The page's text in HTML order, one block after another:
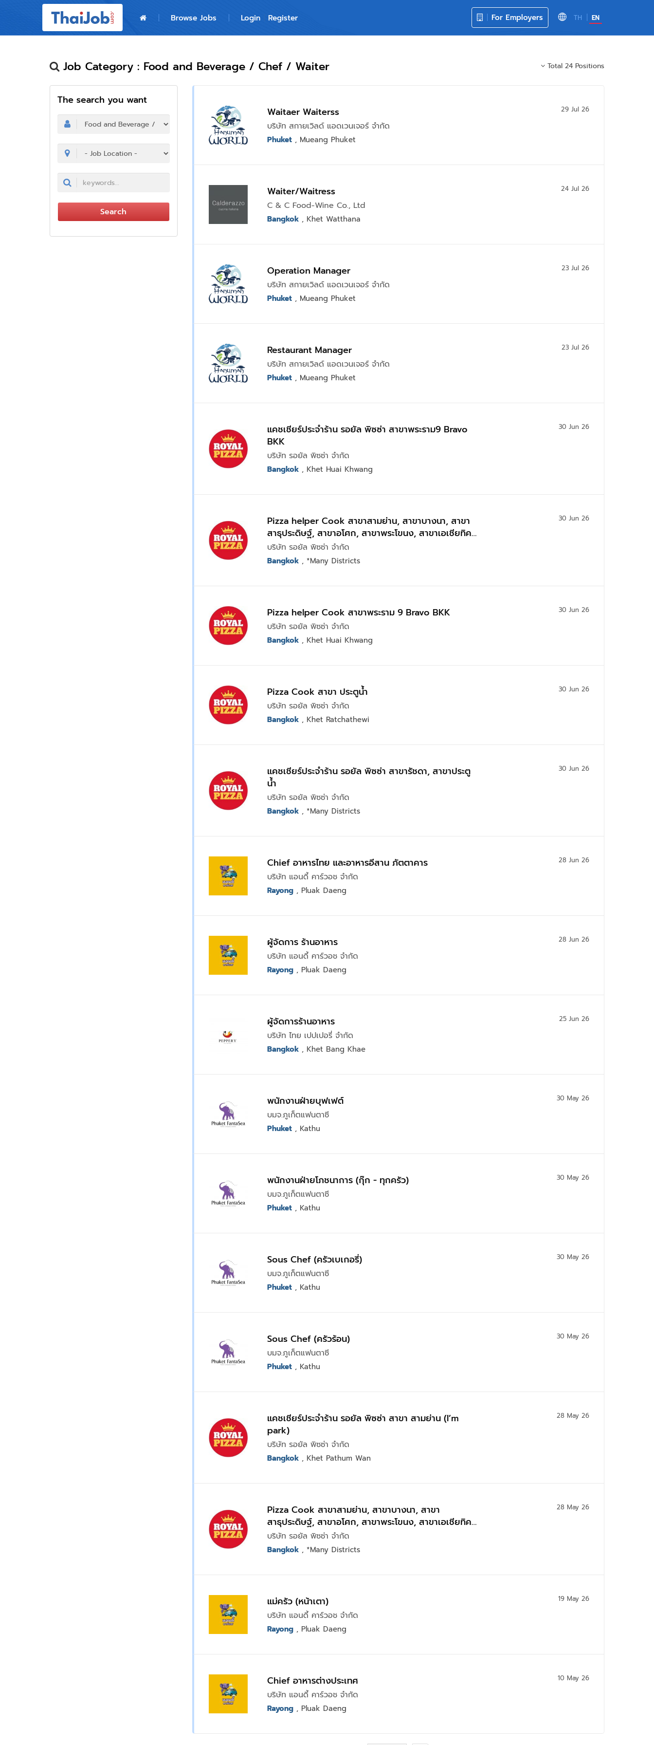
TH EN
For Employers
Browse Jobs Login Register
Login
For Employers
Job Category : Food and Beverage / Chef / Waiter Total 24 Positions
The search you want
Search
Waitaer Waiterss
บริษัท สกายเวิลด์ แอดเวนเจอร์ จำกัด
29 Jul 26
Phuket, Mueang Phuket
Waiter/Waitress
C & C Food-Wine Co., Ltd
24 Jul 26
Bangkok, Khet Watthana
Operation Manager
บริษัท สกายเวิลด์ แอดเวนเจอร์ จำกัด
23 Jul 26
Phuket, Mueang Phuket
Restaurant Manager
บริษัท สกายเวิลด์ แอดเวนเจอร์ จำกัด
23 Jul 26
Phuket, Mueang Phuket
แคชเชียร์ประจำร้าน รอยัล พิซซ่า สาขาพระราม9 Bravo
BKK
บริษัท รอยัล พิซซ่า จำกัด
30 Jun 26
Bangkok, Khet Huai Khwang
Pizza helper Cook สาขาสามย่าน, สาขาบางนา, สาขา
สาธุประดิษฐ์, สาขาอโศก, สาขาพระโขนง, สาขาเอเชียทิค,
สาขารามคำแหง
บริษัท รอยัล พิซซ่า จำกัด
30 Jun 26
Bangkok, *Many Districts
Pizza helper Cook สาขาพระราม 9 Bravo BKK
บริษัท รอยัล พิซซ่า จำกัด
30 Jun 26
Bangkok, Khet Huai Khwang
Pizza Cook สาขา ประตูน้ำ
บริษัท รอยัล พิซซ่า จำกัด
30 Jun 26
Bangkok, Khet Ratchathewi
แคชเชียร์ประจำร้าน รอยัล พิซซ่า สาขารัชดา, สาขาประตู
น้ำ
บริษัท รอยัล พิซซ่า จำกัด
30 Jun 26
Bangkok, *Many Districts
Chief อาหารไทย และอาหารอีสาน ภัตตาคาร
บริษัท แอนดี้ คาร์วอช จำกัด
28 Jun 26
Rayong, Pluak Daeng
ผู้จัดการ ร้านอาหาร
บริษัท แอนดี้ คาร์วอช จำกัด
28 Jun 26
Rayong, Pluak Daeng
ผู้จัดการร้านอาหาร
บริษัท ไทย เปปเปอรี่ จำกัด
25 Jun 26
Bangkok, Khet Bang Khae
พนักงานฝ่ายบุฟเฟต์
บมจ.ภูเก็ตแฟนตาซี
30 May 26
Phuket, Kathu
พนักงานฝ่ายโภชนาการ (กุ๊ก - ทุกครัว)
บมจ.ภูเก็ตแฟนตาซี
30 May 26
Phuket, Kathu
Sous Chef (ครัวเบเกอรี่)
บมจ.ภูเก็ตแฟนตาซี
30 May 26
Phuket, Kathu
Sous Chef (ครัวร้อน)
บมจ.ภูเก็ตแฟนตาซี
30 May 26
Phuket, Kathu
แคชเชียร์ประจำร้าน รอยัล พิซซ่า สาขา สามย่าน (I’m
park)
บริษัท รอยัล พิซซ่า จำกัด
28 May 26
Bangkok, Khet Pathum Wan
Pizza Cook สาขาสามย่าน, สาขาบางนา, สาขา
สาธุประดิษฐ์, สาขาอโศก, สาขาพระโขนง, สาขาเอเชียทิค,
สาขารามคำแหง, สาขาพระราม9 Bravo BKK
บริษัท รอยัล พิซซ่า จำกัด
28 May 26
Bangkok, *Many Districts
แม่ครัว (หน้าเตา)
บริษัท แอนดี้ คาร์วอช จำกัด
19 May 26
Rayong, Pluak Daeng
Chief อาหารต่างประเทศ
บริษัท แอนดี้ คาร์วอช จำกัด
10 May 26
Rayong, Pluak Daeng